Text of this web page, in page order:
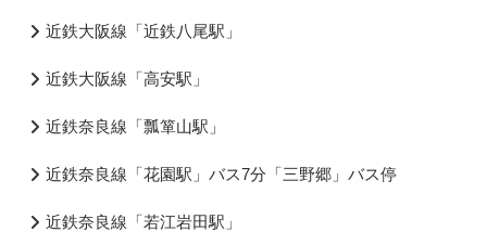
近鉄大阪線「近鉄八尾駅」
近鉄大阪線「高安駅」
近鉄奈良線「瓢箪山駅」
近鉄奈良線「花園駅」バス7分「三野郷」バス停
近鉄奈良線「若江岩田駅」